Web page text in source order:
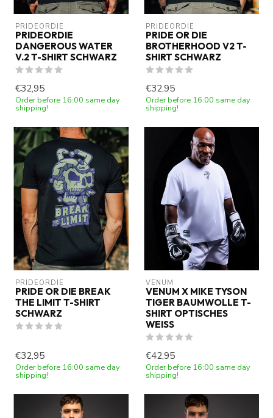
PRIDEORDIE
PRIDEORDIE
DANGEROUS WATER
V.2 T-SHIRT SCHWARZ
€32,95
Order before 16:00 same day
shipping!
PRIDEORDIE
PRIDE OR DIE
BROTHERHOOD V2 T-
SHIRT SCHWARZ
€32,95
Order before 16:00 same day
shipping!
PRIDEORDIE
PRIDE OR DIE BREAK
THE LIMIT T-SHIRT
SCHWARZ
€32,95
Order before 16:00 same day
shipping!
VENUM
VENUM X MIKE TYSON
TIGER BAUMWOLLE T-
SHIRT OPTISCHES
WEISS
€42,95
Order before 16:00 same day
shipping!